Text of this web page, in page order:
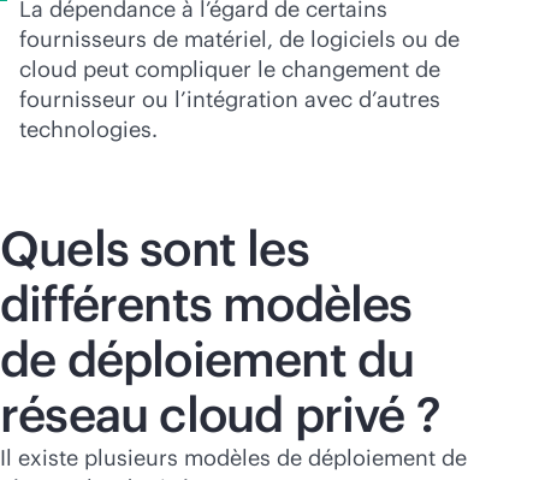
La dépendance à l’égard de certains
fournisseurs de matériel, de logiciels ou de
cloud peut compliquer le changement de
fournisseur ou l’intégration avec d’autres
technologies.
Quels sont les
différents modèles
de déploiement du
réseau cloud privé ?
Il existe plusieurs modèles de déploiement de